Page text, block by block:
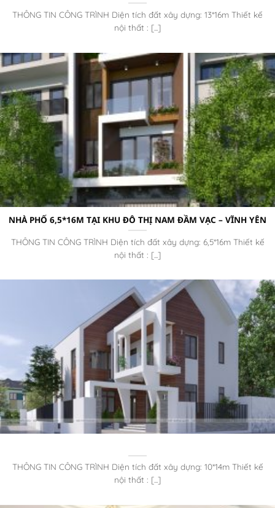
THÔNG TIN CÔNG TRÌNH Diện tích đất xây dựng: 13*16m Thiết kế
nội thất : [...]
NHÀ PHỐ 6,5*16M TẠI KHU ĐÔ THỊ NAM ĐẦM VẠC – VĨNH YÊN
THÔNG TIN CÔNG TRÌNH Diện tích đất xây dựng: 6,5*16m Thiết kế
nội thất : [...]
THÔNG TIN CÔNG TRÌNH Diện tích đất xây dựng: 10*14m Thiết kế
nội thất : [...]